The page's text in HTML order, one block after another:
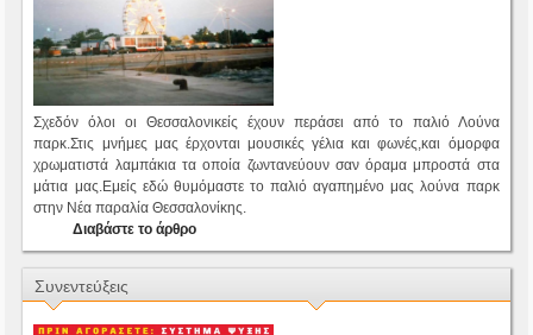
Σχεδόν όλοι οι Θεσσαλονικείς έχουν περάσει από το παλιό Λούνα
παρκ.Στις μνήμες μας έρχονται μουσικές γέλια και φωνές,και όμορφα
χρωματιστά λαμπάκια τα οποία ζωντανεύουν σαν όραμα μπροστά στα
μάτια μας.Εμείς εδώ θυμόμαστε το παλιό αγαπημένο μας λούνα παρκ
στην Νέα παραλία Θεσσαλονίκης.
Διαβάστε το άρθρο
Συνεντεύξεις